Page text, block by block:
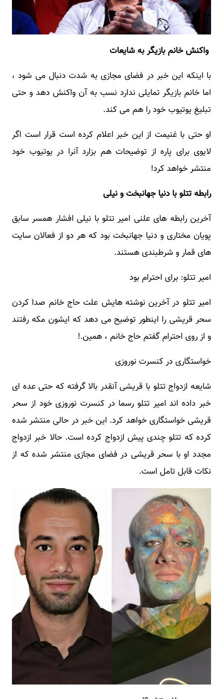
واکنش خانم بازیگر به شایعات
با اینکه این خبر در فضای مجازی به شدت دنبال می شود ،
اما خانم بازیگر تمایلی ندارد نسب به آن واکنش دهد و حتی
تبلیغ یوتیوب خود را هم می کند.
او حتی با غنیمت از این خبر اعلام کرده است قرار است اگر
لایوی برای پاره از توضیحات هم بزارد آنرا در یوتیوب خود
منتشر خواهد کرد!
رابطه تتلو با دنیا جهانبخت و نیلی
آخرین رابطه های علنی امیر تتلو با نیلی افشار همسر سابق
پویان مختاری و دنیا جهانبخت بود که هر دو از فعالان سایت
های قمار و شرطبندی هستند.
امیر تتلو: برای احترام بود
امیر تتلو در آخرین نوشته هایش علت حاج خانم صدا کردن
سحر قریشی را اینطور توضیح می دهد که ایشون مکه رفتند
و از روی احترام گفتم حاج خانم ، همین.!
خواستگاری در کنسرت نوروزی
شایعه ازدواج تتلو با قریشی آنقدر بالا گرفته که حتی عده ای
خبر داده اند امیر تتلو رسما در کنسرت نوروزی خود از سحر
قریشی خواستگاری خواهد کرد. این خبر در حالی منتشر شده
کرده که تتلو چندی پیش ازدواج کرده است. حالا خبر ازدواج
مجدد او با سحر قریشی در فضای مجازی منتشر شده که از
نکات قابل تامل است.